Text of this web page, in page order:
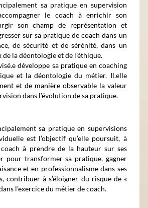
sa pratique en supervision
le coach à enrichir son
son champ de représentation et
sur sa pratique de coach dans un
de sécurité et de sérénité, dans un
la déontologie et de l’éthique.
développe sa pratique en coaching
et la déontologie du métier. Il.elle
et de manière observable la valeur
dans l’évolution de sa pratique.
sa pratique en supervisions
est l’objectif qu’elle poursuit, à
à prendre de la hauteur sur ses
pour transformer sa pratique, gagner
et en professionnalisme dans ses
contribuer à s’éloigner du risque de «
l’exercice du métier de coach.